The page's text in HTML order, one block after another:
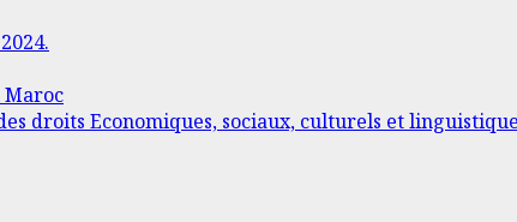
Maroc
droits Economiques, sociaux, culturels et